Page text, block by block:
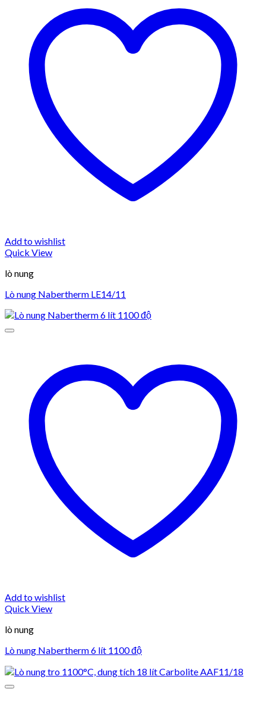
Add to wishlist
Quick View
lò nung
Lò nung Nabertherm LE14/11
Add to wishlist
Quick View
lò nung
Lò nung Nabertherm 6 lít 1100 độ